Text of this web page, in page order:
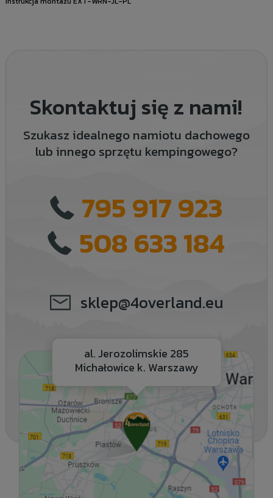
Skontaktuj się z nami!
Szukasz idealnego namiotu dachowego
lub innego sprzętu kempingowego?
795 917 923
508 633 184
sklep@4overland.eu
al. Jerozolimskie 285
Michałowice k. Warszawy